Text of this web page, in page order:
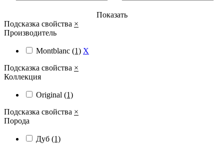
Показать
Подсказка свойства ×
Производитель
Montblanc (1) X
Подсказка свойства ×
Коллекция
Original (1)
Подсказка свойства ×
Порода
Дуб (1)